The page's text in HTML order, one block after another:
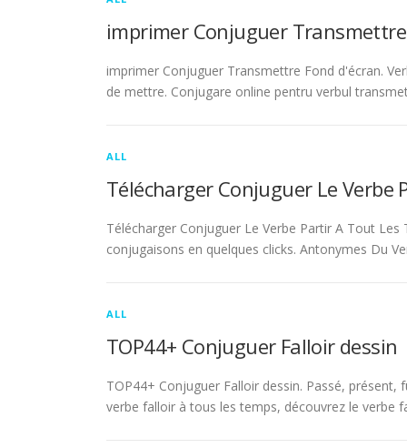
imprimer Conjuguer
imprimer Conjuguer Transmettre Fond d'écran.
de mettre. Conjugare online pentru verbul
ALL
Télécharger Conjuguer Le Verbe
Télécharger Conjuguer Le Verbe Partir A Tout
conjugaisons en quelques clicks. Antonymes Du
ALL
TOP44+ Conjuguer Falloir dessin
TOP44+ Conjuguer Falloir dessin. Passé,
verbe falloir à tous les temps, découvrez le verbe